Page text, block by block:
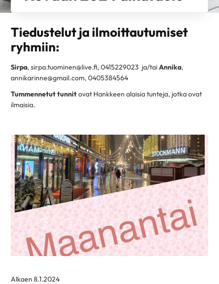
Tiedustelut ja ilmoittautumiset
ryhmiin:
Sirpa, sirpa.tuominen@live.fi, 0415229023 ja/taiAnnika,
annikarinne@gmail.com, 0405384564
Tummennetut tunnitovat Hankkeen alaisia tunteja, jotka ovat
ilmaisia.
Alkaen 8.1.2024